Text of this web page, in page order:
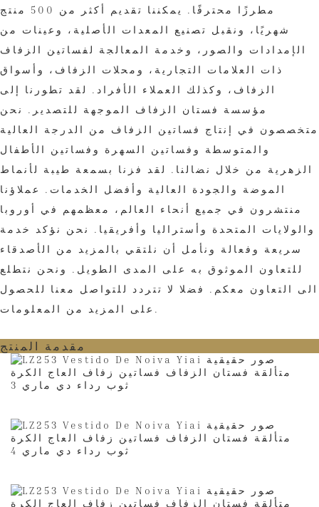
مطرزًا محترفًا. يمكننا تقديم أكثر من 500 منتج
شهريًا، ونقبل تصنيع المعدات الأصلية، وعينات من
الإمدادات والصور، وخدمة المعالجة لفساتين الزفاف
ذات العلامات التجارية، ومحلات الزفاف، وأسواق
الزفاف، وكذلك العملاء الأفراد. لقد تطورنا إلى
مؤسسة فستان الزفاف الموجهة للتصدير. نحن
متخصصون في إنتاج فساتين الزفاف من الدرجة العالية
والمتوسطة وفساتين السهرة وفساتين الأطفال
الزهرية من خلال نضالنا. لقد فزنا بسمعة طيبة لأنماط
الموضة والجودة العالية وأفضل الخدمات. عملاؤنا
منتشرون في جميع أنحاء العالم، معظمهم في أوروبا
والولايات المتحدة وأستراليا وأفريقيا. نحن نؤكد خدمة
سريعة وفعالة ونأمل أن نلتقي بالمزيد من الأصدقاء
للتعاون الموثوق به على المدى الطويل. ونحن نتطلع
الى التعاون معكم. فضلا لا تتردد للتواصل معنا للحصول
على المزيد من المعلومات.
مقدمة المنتج